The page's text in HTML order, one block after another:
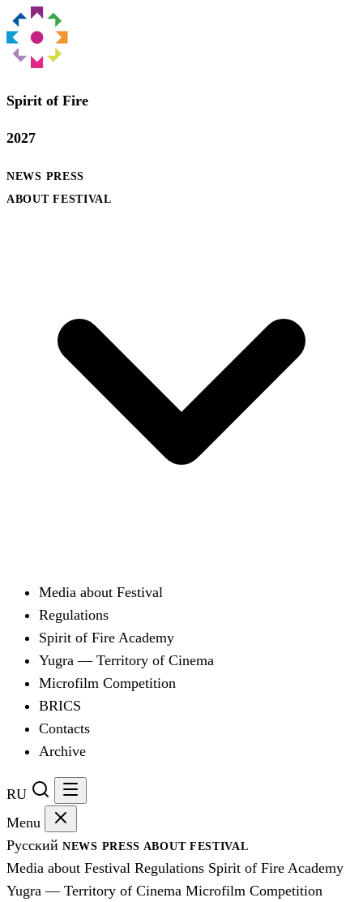
Spirit of Fire
2027
NEWS PRESS
ABOUT FESTIVAL
Media about Festival
Regulations
Spirit of Fire Academy
Yugra — Territory of Cinema
Microfilm Competition
BRICS
Contacts
Archive
RU
Menu
Русский NEWS PRESS ABOUT FESTIVAL
Media about Festival Regulations Spirit of Fire Academy
Yugra — Territory of Cinema Microfilm Competition